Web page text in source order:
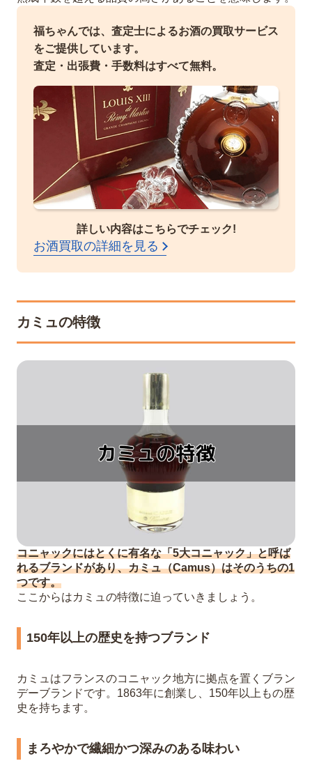
福ちゃんでは、査定士によるお酒の買取サービス
をご提供しています。
査定・出張費・手数料はすべて無料。
詳しい内容はこちらでチェック!
お酒買取の詳細を見る
カミュの特徴
コニャックにはとくに有名な「5大コニャック」と呼ば
れるブランドがあり、カミュ（Camus）はそのうちの1
つです。
ここからはカミュの特徴に迫っていきましょう。
150年以上の歴史を持つブランド
カミュはフランスのコニャック地方に拠点を置くブラン
デーブランドです。1863年に創業し、150年以上もの歴
史を持ちます。
まろやかで繊細かつ深みのある味わい